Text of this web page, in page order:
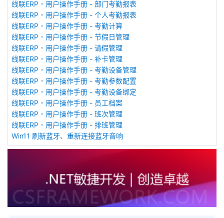
线联ERP - 用户操作手册 - 部门考勤报表
线联ERP - 用户操作手册 - 个人考勤报表
线联ERP - 用户操作手册 - 考勤计算
线联ERP - 用户操作手册 - 节假日管理
线联ERP - 用户操作手册 - 请假管理
线联ERP - 用户操作手册 - 补卡管理
线联ERP - 用户操作手册 - 考勤设备管理
线联ERP - 用户操作手册 - 考勤参数配置
线联ERP - 用户操作手册 - 考勤设备绑定
线联ERP - 用户操作手册 - 员工档案
线联ERP - 用户操作手册 - 班次管理
线联ERP - 用户操作手册 - 排班管理
Win11 刷新蓝牙、重新连接蓝牙音响